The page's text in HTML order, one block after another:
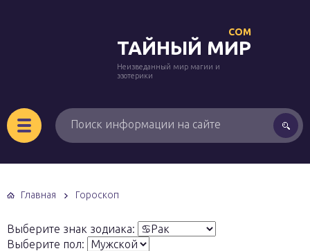
ТАЙНЫЙ МИР
COM
Неизведанный мир магии и
эзотерики
Главная Гороскоп
Выберите знак зодиака:
Выберите пол: